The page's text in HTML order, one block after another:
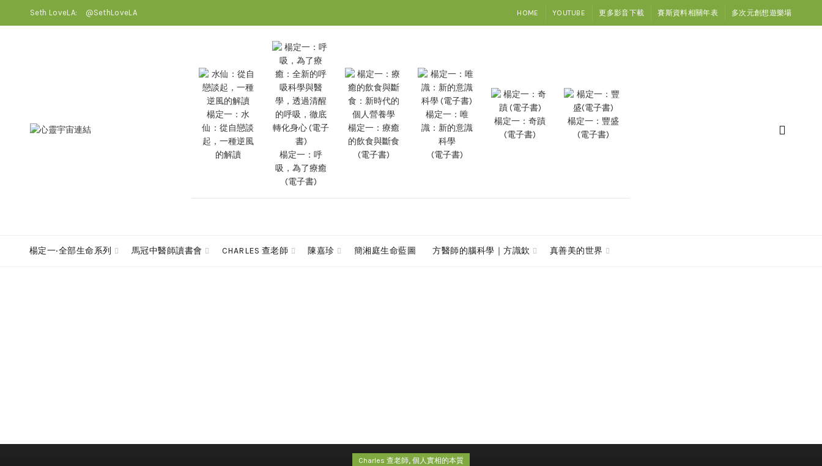
Seth LoveLA: @SethLoveLA HOME YOUTUBE 更多影音下載 賽斯資料相關年表 多次元創想遊樂場
楊定一：水
仙：從自戀談
起，一種逆風
的解讀
楊定一：呼
吸，為了療癒
(電子書)
楊定一：療癒
的飲食與斷食
(電子書)
楊定一：唯
識：新的意識
科學
(電子書)
楊定一：奇蹟
(電子書)
楊定一：豐盛
(電子書)
楊定一‧全部生命系列 馬冠中醫師讀書會 CHARLES 查老師 陳嘉珍 簡湘庭生命藍圖 方醫師的腦科學｜方識欽 真善美的世界
Charles 查老師, 個人實相的本質